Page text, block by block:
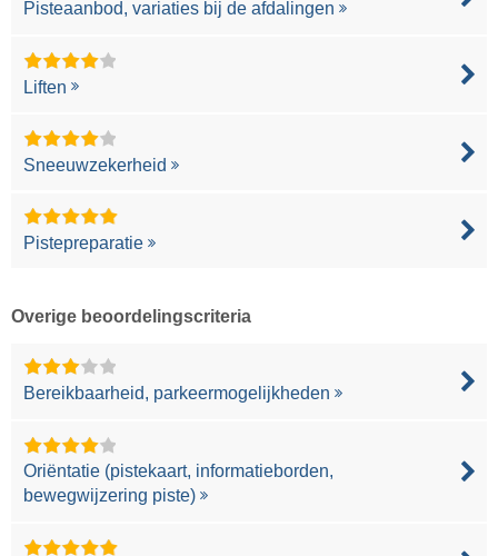
Pisteaanbod, variaties bij de afdalingen
Liften
Sneeuwzekerheid
Pistepreparatie
Overige beoordelingscriteria
Bereikbaarheid, parkeermogelijkheden
Oriëntatie (pistekaart, informatieborden,
bewegwijzering piste)